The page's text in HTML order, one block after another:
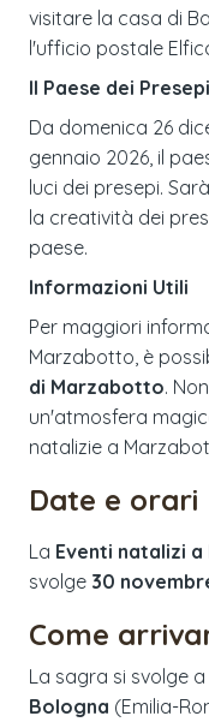
visitare la casa di
l'ufficio postale
Il Paese dei
Da domenica 26
gennaio 2026, il
luci dei presepi.
la creatività dei
paese.
Informazioni Utili
Per maggiori
Marzabotto, è
di Marzabotto.
un'atmosfera
natalizie a
Date e orari
La Eventi natalizi
svolge 30
Come
La sagra si svolge a
Bologna (Emilia-